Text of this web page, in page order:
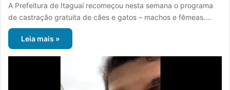
A Prefeitura de Itaguaí recomeçou nesta semana o programa
de castração gratuita de cães e gatos – machos e fêmeas.…
Leia mais »